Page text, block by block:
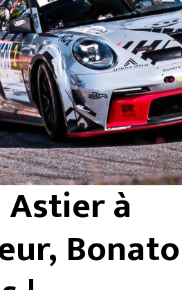
Astier à
Bonato